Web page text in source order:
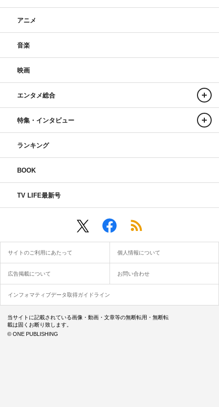
アニメ
音楽
映画
エンタメ総合
特集・インタビュー
ランキング
BOOK
TV LIFE最新号
サイトのご利用にあたって 個人情報について
広告掲載について お問い合わせ
インフォマティブデータ取得ガイドライン
当サイトに記載されている画像・動画・文章等の無断転用・無断転
載は固くお断り致します。
© ONE PUBLISHING